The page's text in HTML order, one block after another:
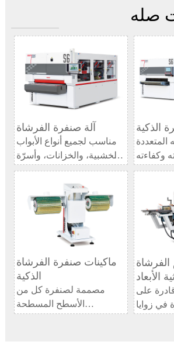
صله
آلة صنفرة الفرشاة
مناسب لجميع أنواع الأبواب
الخشبية، والخزانات، وأسرّة
الأطفال الفنية، وخطوط
الزخرفة، والأثاث المخصص،
إلخ.
يستخدم لصنفرة الألواح
بالفرشاة وصنفرة الطلاء
FHDR1300/FHDR1000
الذكية
المتعددة
وكفاءته
حلاً مثاليًا
غير
المنتظمة.
الموديل: ​FH1300N/
ماكينات صنفرة الفرشاة
الذكية
مصممة لصنفرة كل من
الأسطح المسطحة
الفرشاة
الأبعاد
على
في زوايا